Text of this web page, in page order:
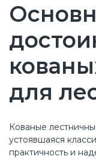
для
Кованые
устоявшаяся
практичность и